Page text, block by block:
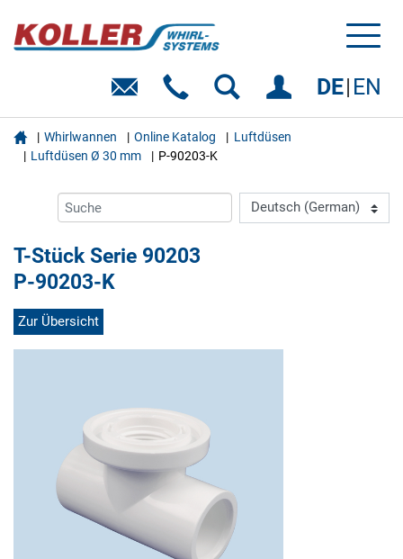
DE EN
 Whirlwannen Online Katalog
Luftdüsen
Luftdüsen Ø 30 mm
P-90203-K
T-Stück Serie 90203
P-90203-K
Zur Übersicht